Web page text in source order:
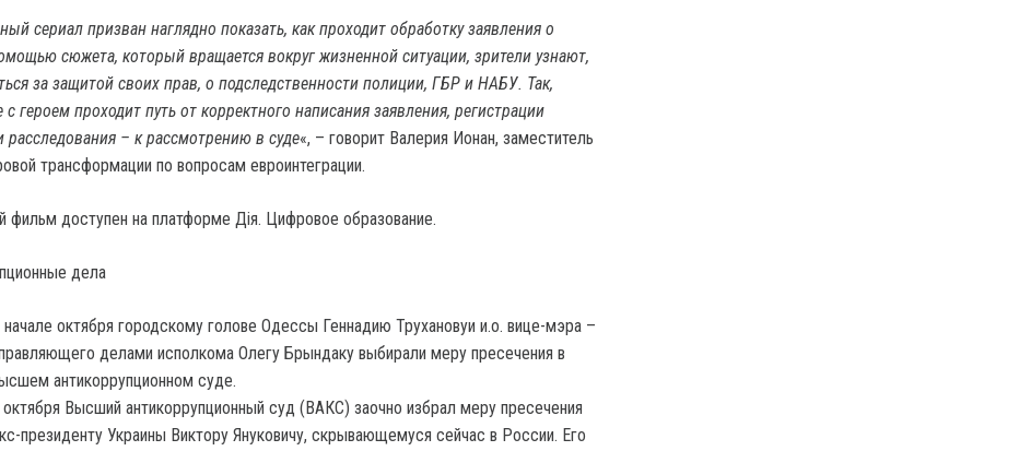
сериал призван наглядно показать, как проходит обработку заявления о
сюжета, который вращается вокруг жизненной ситуации, зрители узнают,
за защитой своих прав, о подследственности полиции, ГБР и НАБУ. Так,
с героем проходит путь от корректного написания заявления, регистрации
расследования – к рассмотрению в суде«, – говорит Валерия Ионан, заместитель
трансформации по вопросам евроинтеграции.
фильм доступен на платформе Дія. Цифровое образование.
дела
начале октября городскому голове Одессы Геннадию Трухановуи и.о. вице-мэра –
делами исполкома Олегу Брындаку выбирали меру пресечения в
антикоррупционном суде.
октября Высший антикоррупционный суд (ВАКС) заочно избрал меру пресечения
президенту Украины Виктору Януковичу, скрывающемуся сейчас в России. Его